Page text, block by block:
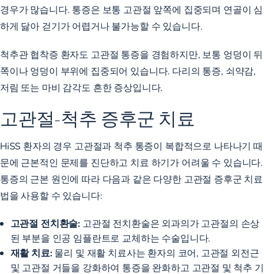
경우가 많습니다. 통증은 보통 고관절 앞쪽에 집중되며 연골이 심
하게 닳아 걷기가 어렵거나 불가능할 수 있습니다.
척추관 협착증 환자도 고관절 통증을 경험하지만, 보통 엉덩이 뒤
쪽이나 엉덩이 부위에 집중되어 있습니다. 다리의 통증, 쇠약감,
저림 또는 마비 감각도 흔한 증상입니다.
고관절-척추 증후군 치료
HiSS 환자의 경우 고관절과 척추 통증이 복합적으로 나타나기 때
문에 근본적인 문제를 진단하고 치료 하기가 어려울 수 있습니다.
통증의 근본 원인에 따라 다음과 같은 다양한 고관절 증후군 치료
법을 사용할 수 있습니다:
고관절 전치환술: 고관절 전치환술은 외과의가 고관절의 손상
된 부분을 인공 임플란트로 교체하는 수술입니다.
재활 치료:물리 및 재활 치료사는 환자의 코어, 고관절 외전근
및 고관절 거들을 강화하여 통증을 완화하고 고관절 및 척추 기